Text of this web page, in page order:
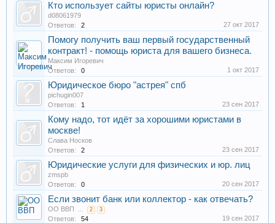
Кто использует сайты юристы онлайн?
d08061979
Ответов:
2 27 окт 2017
Помогу получить ваш первый государственный
контракт! - помощь юриста для вашего бизнеса.
Максим Игоревич
Ответов:
0 1 окт 2017
Юридическое бюро "астрея" спб
pichugin007
Ответов:
1 23 сен 2017
Кому надо, тот идёт за хорошими юристами в
москве!
Слава Носков
Ответов:
2 23 сен 2017
Юридические услуги для физических и юр. лиц
zmspb
Ответов:
0 20 сен 2017
Если звонит банк или коллектор - как отвечать?
ОО ВВП ... 2 3
Ответов: 54 19 сен 2017